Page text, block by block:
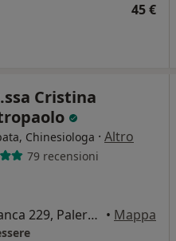
45 €
Cristina
Chinesiologa · Altro
79 recensioni
Via Marchese di Villabianca 229, Palermo • Mappa